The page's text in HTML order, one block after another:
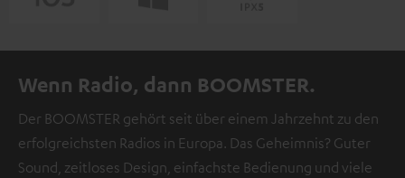
Wenn Radio, dann BOOMSTER.
Der BOOMSTER gehört seit über einem Jahrzehnt zu den
erfolgreichsten Radios in Europa. Das Geheimnis? Guter
Sound, zeitloses Design, einfachste Bedienung und viele